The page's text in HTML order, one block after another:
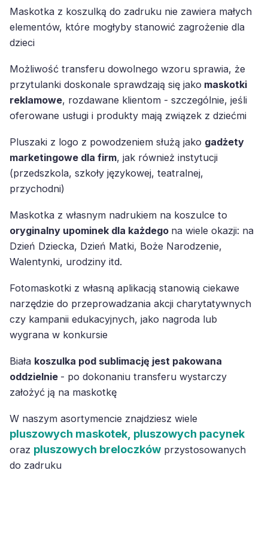
Maskotka z koszulką do zadruku nie zawiera małych
elementów, które mogłyby stanowić zagrożenie dla
dzieci
Możliwość transferu dowolnego wzoru sprawia, że
przytulanki doskonale sprawdzają się jako maskotki
reklamowe, rozdawane klientom - szczególnie, jeśli
oferowane usługi i produkty mają związek z dziećmi
Pluszaki z logo z powodzeniem służą jako gadżety
marketingowe dla firm, jak również instytucji
(przedszkola, szkoły językowej, teatralnej,
przychodni)
Maskotka z własnym nadrukiem na koszulce to
oryginalny upominek dla każdego na wiele okazji: na
Dzień Dziecka, Dzień Matki, Boże Narodzenie,
Walentynki, urodziny itd.
Fotomaskotki z własną aplikacją stanowią ciekawe
narzędzie do przeprowadzania akcji charytatywnych
czy kampanii edukacyjnych, jako nagroda lub
wygrana w konkursie
Biała koszulka pod sublimację jest pakowana
oddzielnie - po dokonaniu transferu wystarczy
założyć ją na maskotkę
W naszym asortymencie znajdziesz wiele
pluszowych maskotek, pluszowych pacynek
oraz pluszowych breloczków przystosowanych
do zadruku